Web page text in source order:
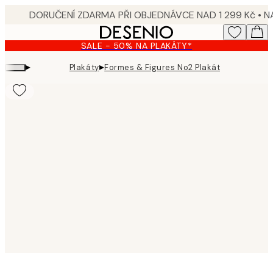
content.
SALE - 50% NA PLAKÁTY*
▸ Plakáty▸Formes & Figures No2 Plakát